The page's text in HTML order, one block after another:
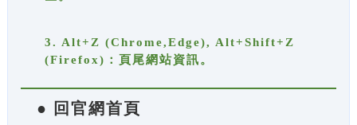
3. Alt+Z (Chrome,Edge), Alt+Shift+Z
(Firefox)：頁尾網站資訊。
● 回官網首頁